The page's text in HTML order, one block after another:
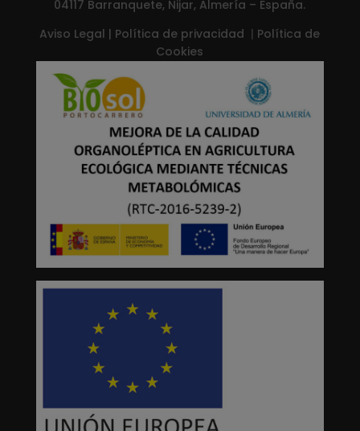
04117 Barranquete, Nijar, Almería – España.
Aviso Legal | Política de privacidad | Política de
Cookies